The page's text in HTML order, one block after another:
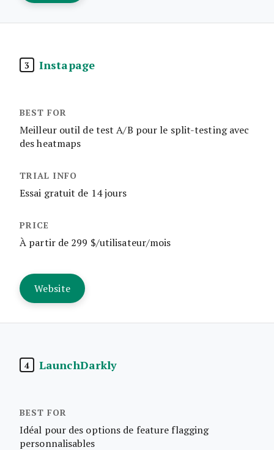
3 Instapage
Meilleur outil de test A/B pour le split-testing avec
des heatmaps
Essai gratuit de 14 jours
À partir de 299 $/utilisateur/mois
Website
4 LaunchDarkly
Idéal pour des options de feature flagging
personnalisables